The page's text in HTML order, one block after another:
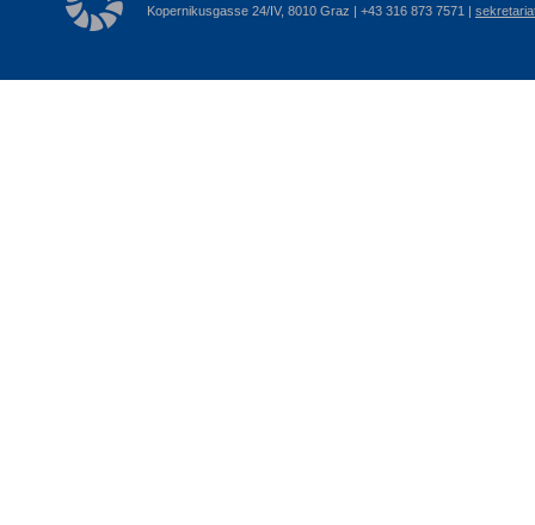
Kopernikusgasse 24/IV, 8010 Graz | +43 316 873 7571 |